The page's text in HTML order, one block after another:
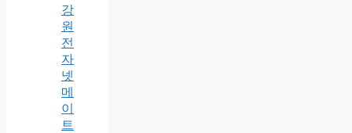
강
원
전
자
넷
메
이
트